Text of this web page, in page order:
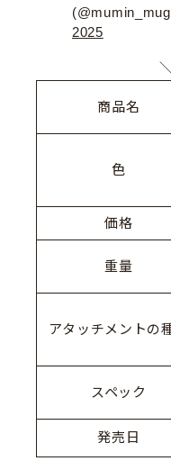
2025
商品名
色
価格
重量
アタッチメントの
スペック
発売日